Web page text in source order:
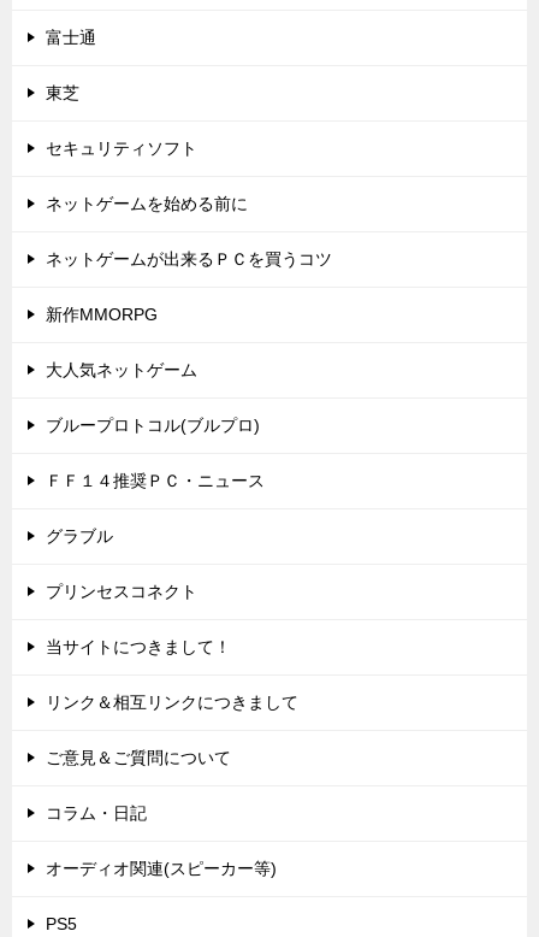
富士通
東芝
セキュリティソフト
ネットゲームを始める前に
ネットゲームが出来るＰＣを買うコツ
新作MMORPG
大人気ネットゲーム
ブループロトコル(ブルプロ)
ＦＦ１４推奨ＰＣ・ニュース
グラブル
プリンセスコネクト
当サイトにつきまして！
リンク＆相互リンクにつきまして
ご意見＆ご質問について
コラム・日記
オーディオ関連(スピーカー等)
PS5